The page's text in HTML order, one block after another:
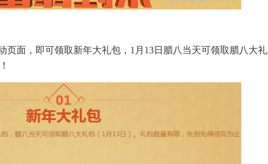
页面，即可领取新年大礼包，1月13日腊八当天可领取腊八大礼